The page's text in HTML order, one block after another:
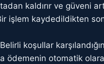
kaldırır ve güveni
işlem kaydedildikten
Belirli koşullar
ödemenin otomatik